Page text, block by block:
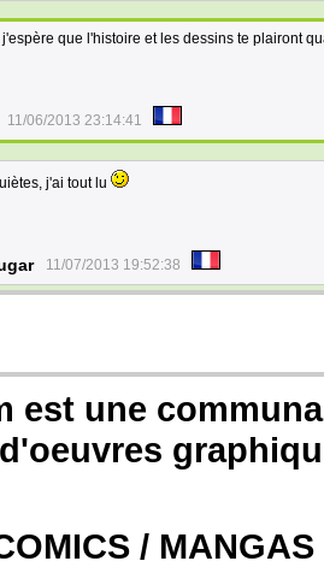
que l'histoire et les dessins te plairont
11/06/2013 23:14:41
j'ai tout lu
11/07/2013 19:52:38
est une
/